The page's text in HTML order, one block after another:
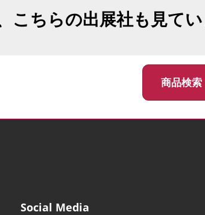
アクセス・来場ガイド
こちらの出展社も見て
商品検
Social Media